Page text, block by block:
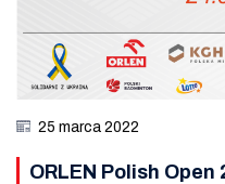
25 marca 2022
ORLEN Polish